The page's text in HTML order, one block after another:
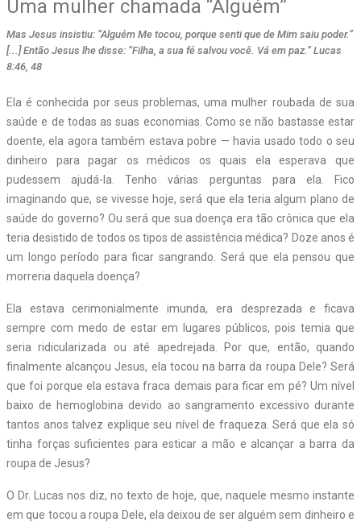
Uma mulher chamada “Alguém”
Mas Jesus insistiu: “Alguém Me tocou, porque senti que de Mim saiu poder.”
[...] Então Jesus lhe disse: “Filha, a sua fé salvou você. Vá em paz.” Lucas
8:46, 48
Ela é conhecida por seus problemas, uma mulher roubada de sua
saúde e de todas as suas economias. Como se não bastasse estar
doente, ela agora também estava pobre — havia usado todo o seu
dinheiro para pagar os médicos os quais ela esperava que
pudessem ajudá-la. Tenho várias perguntas para ela. Fico
imaginando que, se vivesse hoje, será que ela teria algum plano de
saúde do governo? Ou será que sua doença era tão crônica que ela
teria desistido de todos os tipos de assistência médica? Doze anos é
um longo período para ficar sangrando. Será que ela pensou que
morreria daquela doença?
Ela estava cerimonialmente imunda, era desprezada e ficava
sempre com medo de estar em lugares públicos, pois temia que
seria ridicularizada ou até apedrejada. Por que, então, quando
finalmente alcançou Jesus, ela tocou na barra da roupa Dele? Será
que foi porque ela estava fraca demais para ficar em pé? Um nível
baixo de hemoglobina devido ao sangramento excessivo durante
tantos anos talvez explique seu nível de fraqueza. Será que ela só
tinha forças suficientes para esticar a mão e alcançar a barra da
roupa de Jesus?
O Dr. Lucas nos diz, no texto de hoje, que, naquele mesmo instante
em que tocou a roupa Dele, ela deixou de ser alguém sem dinheiro e